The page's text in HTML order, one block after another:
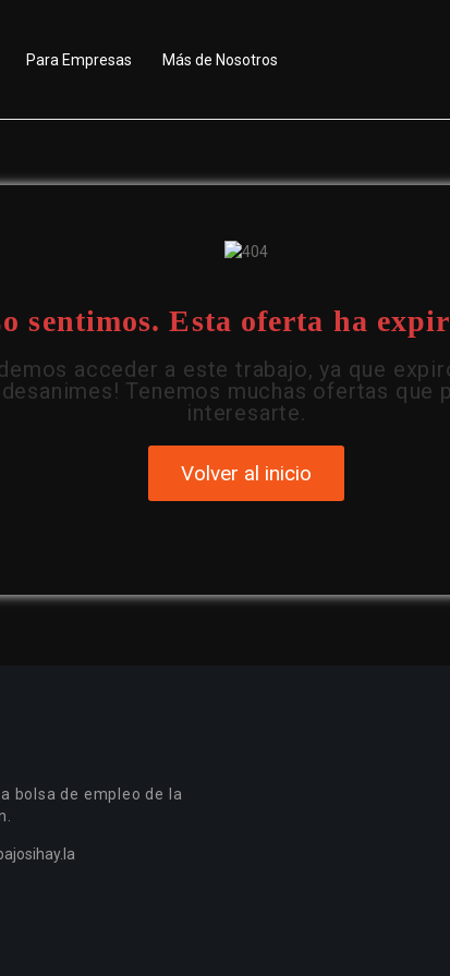
Para Empresas Más de Nosotros
sentimos. Esta oferta ha
acceder a este trabajo, ya que
Tenemos muchas ofertas que
interesarte.
Volver al inicio
bolsa de empleo de la